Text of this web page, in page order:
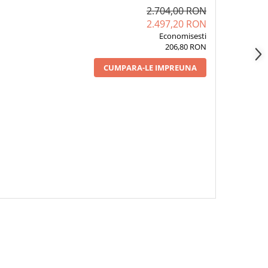
2.704,00 RON
2.497,20 RON
Economisesti
206,80 RON
CUMPARA-LE IMPREUNA